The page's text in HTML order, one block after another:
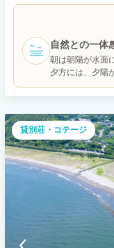
機などの電化製品も備わ
で家族旅行・グループ旅
自然との一体
朝は朝陽が水面
夕方には、夕陽
貸別荘・コテージ